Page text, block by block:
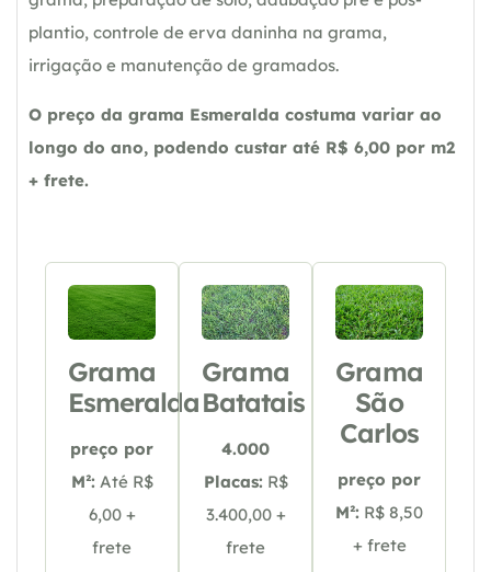
plantio, controle de erva daninha na grama,
irrigação e manutenção de gramados.
O preço da grama Esmeralda costuma variar ao
longo do ano, podendo custar até R$ 6,00 por m2
+ frete.
Grama
Esmeralda
preço por
M²: Até R$
6,00 +
frete
Grama
Batatais
4.000
Placas: R$
3.400,00 +
frete
Grama
São
Carlos
preço por
M²: R$ 8,50
+ frete